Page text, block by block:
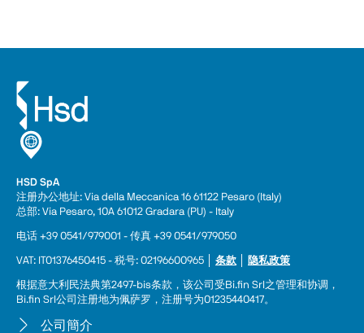
HSD SpA
注册办公地址: Via della Meccanica 16 61122 Pesaro (Italy)
总部: Via Pesaro, 10A 61012 Gradara (PU) - Italy
电话 +39 0541/979001 - 传真 +39 0541/979050
VAT: IT01376450415 - 税号: 02196600965 │ 条款 隐私政策
根据意大利民法典第2497-bis条款，该公司受Bi.fin Srl之管理和协调，
Bi.fin Srl公司注册地为佩萨罗，注册号为01235440417。
公司簡介